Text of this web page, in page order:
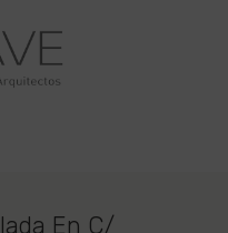
En C/
en Durango